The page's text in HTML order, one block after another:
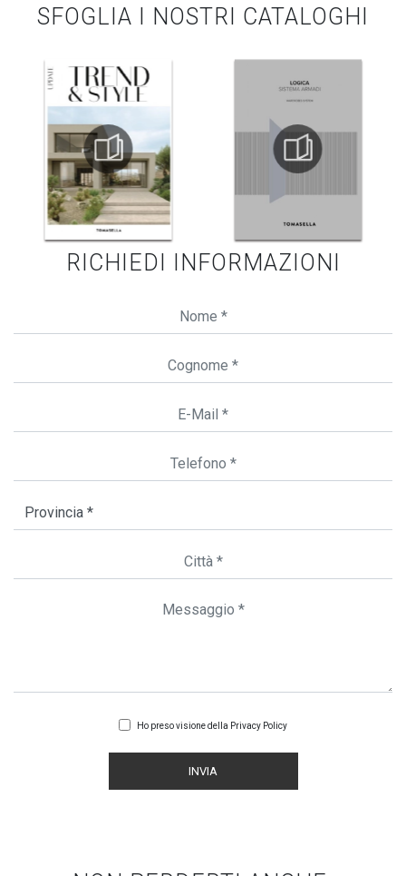
SFOGLIA I NOSTRI CATALOGHI
RICHIEDI INFORMAZIONI
Ho preso visione della Privacy Policy
INVIA